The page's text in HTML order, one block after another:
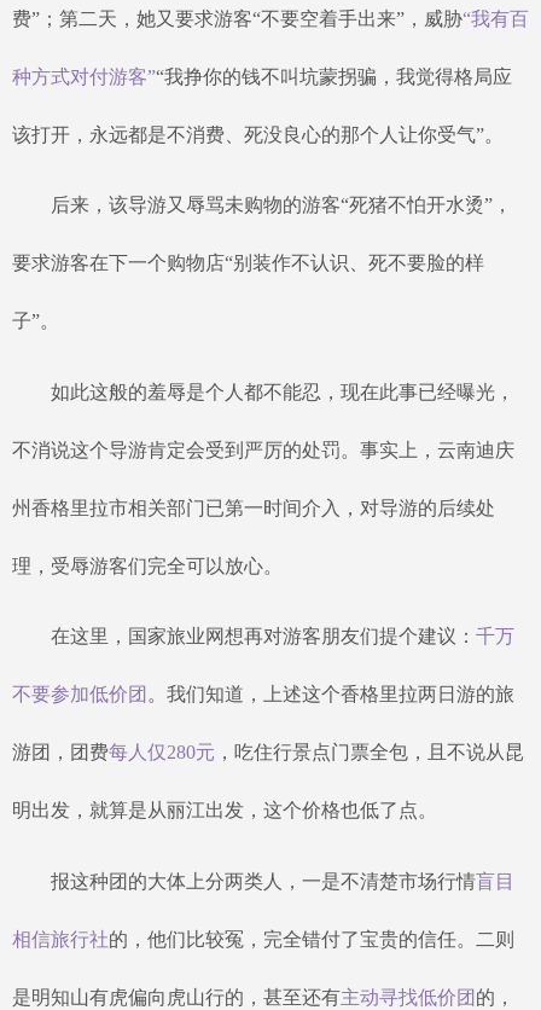
费”；第二天，她又要求游客“不要空着手出来”，威胁“我有百
种方式对付游客”“我挣你的钱不叫坑蒙拐骗，我觉得格局应
该打开，永远都是不消费、死没良心的那个人让你受气”。
后来，该导游又辱骂未购物的游客“死猪不怕开水烫”，
要求游客在下一个购物店“别装作不认识、死不要脸的样
子”。
如此这般的羞辱是个人都不能忍，现在此事已经曝光，
不消说这个导游肯定会受到严厉的处罚。事实上，云南迪庆
州香格里拉市相关部门已第一时间介入，对导游的后续处
理，受辱游客们完全可以放心。
在这里，国家旅业网想再对游客朋友们提个建议： 千万
不要参加低价团 。我们知道，上述这个香格里拉两日游的旅
游团，团费每人仅280元 ，吃住行景点门票全包，且不说从昆
明出发，就算是从丽江出发，这个价格也低了点。
报这种团的大体上分两类人，一是不清楚市场行情盲目
相信旅行社的，他们比较冤，完全错付了宝贵的信任。二则
是明知山有虎偏向虎山行的，甚至还有主动寻找低价团 的，